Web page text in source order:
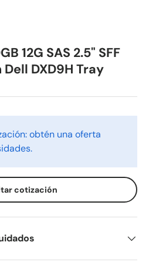
12G SAS 2.5" SFF
DXD9H Tray
obtén una oferta
cotización